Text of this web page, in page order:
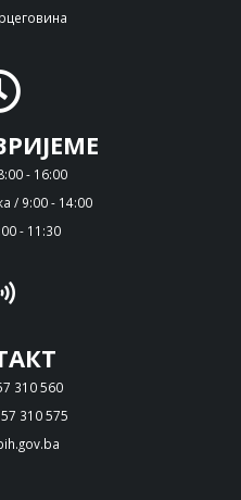
- 16:00
/ 9:00 - 14:00
- 11:30
310 560
310 575